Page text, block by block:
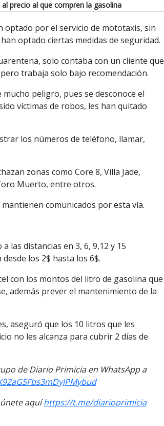
precio al que compren la gasolina
optado por el servicio de mototaxis, sin
optado ciertas medidas de seguridad.
solo contaba con un cliente que
trabaja solo bajo recomendación.
peligro, pues se desconoce el
víctimas de robos, les han quitado
los números de teléfono, llamar,
zonas como Core 8, Villa Jade,
Muerto, entre otros.
comunicados por esta vía.
las distancias en 3, 6, 9,12 y 15
los 2$ hasta los 6$.
con los montos del litro de gasolina que
además prever el mantenimiento de la
aseguró que los 10 litros que les
no les alcanza para cubrir 2 días de
de Diario Primicia en WhatsApp a
aquíhttps://t.me/diarioprimicia